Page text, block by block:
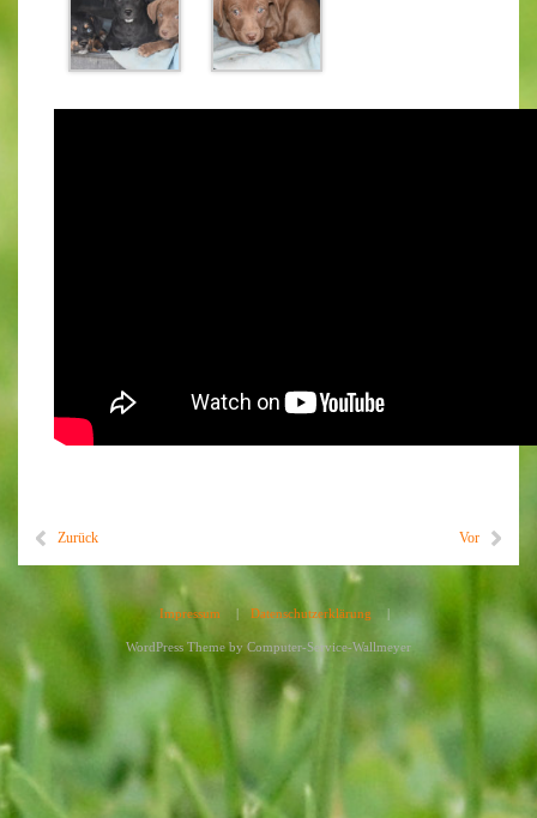
Zurück Vor
Impressum | Datenschutzerklärung |
WordPress Theme by Computer-Service-Wallmeyer